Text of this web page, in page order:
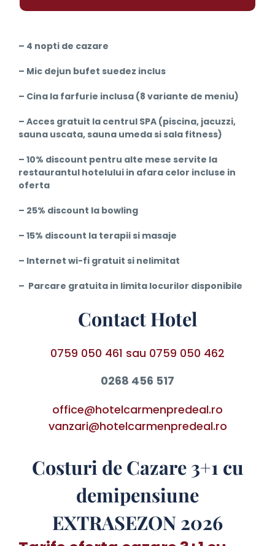
– 4 nopti de cazare
– Mic dejun bufet suedez inclus
– Cina la farfurie inclusa (8 variante de meniu)
– Acces gratuit la centrul SPA (piscina, jacuzzi,
sauna uscata, sauna umeda si sala fitness)
– 10% discount pentru alte mese servite la
restaurantul hotelului in afara celor incluse in
oferta
– 25% discount la bowling
– 15% discount la terapii si masaje
– Internet wi-fi gratuit si nelimitat
– Parcare gratuita in limita locurilor disponibile
Contact Hotel
0759 050 461 sau 0759 050 462
0268 456 517
office@hotelcarmenpredeal.ro
vanzari@hotelcarmenpredeal.ro
Costuri de Cazare 3+1 cu
demipensiune
EXTRASEZON 2026